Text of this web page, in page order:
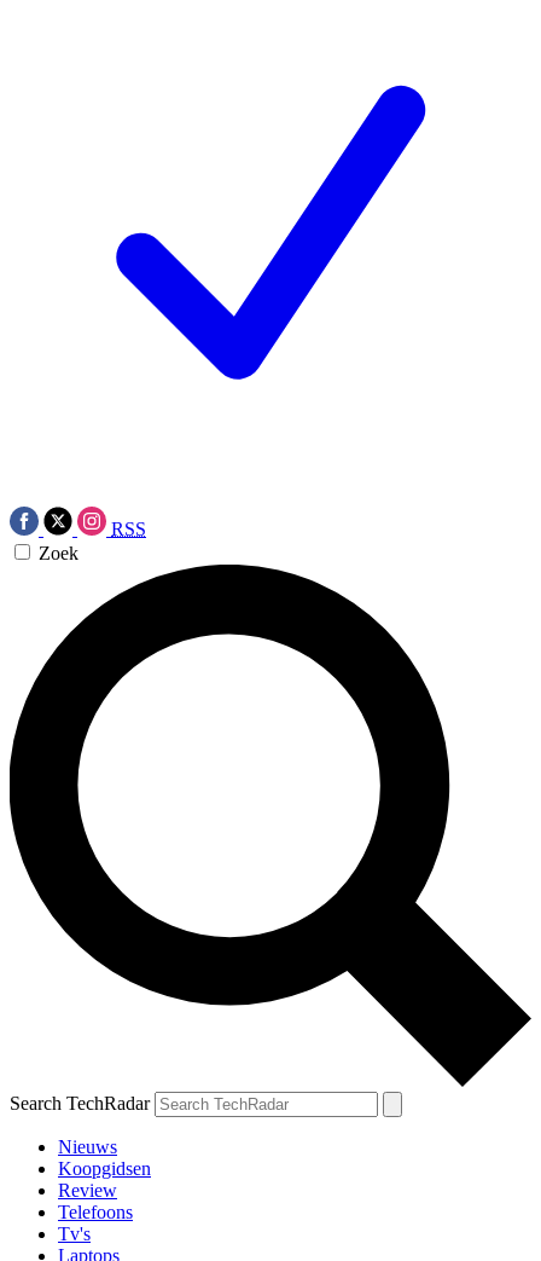
RSS
Zoek
Search TechRadar
Nieuws
Koopgidsen
Review
Telefoons
Tv's
Laptops